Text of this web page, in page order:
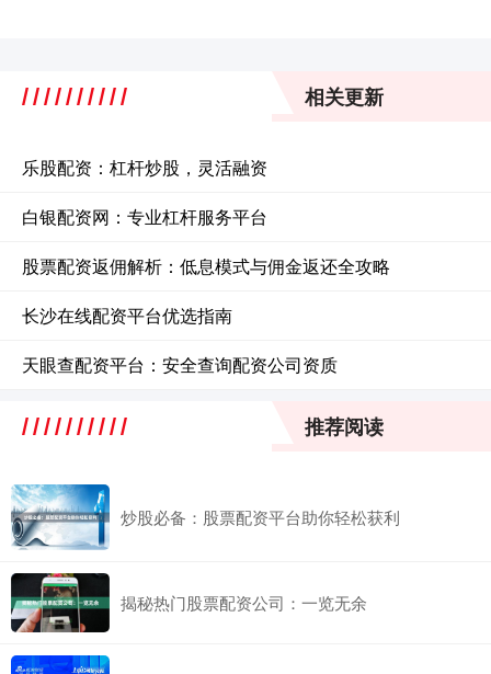
相关更新
乐股配资：杠杆炒股，灵活融资
白银配资网：专业杠杆服务平台
股票配资返佣解析：低息模式与佣金返还全攻略
长沙在线配资平台优选指南
天眼查配资平台：安全查询配资公司资质
推荐阅读
炒股必备：股票配资平台助你轻松获利
揭秘热门股票配资公司：一览无余